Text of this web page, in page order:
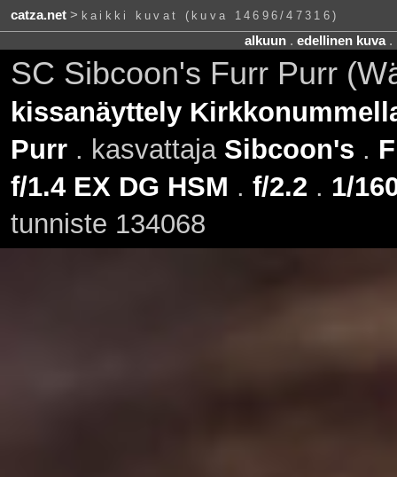
catza.net> kaikki kuvat (kuva 14696/47316)
alkuun. edellinen kuva.
SC Sibcoon's Furr Purr
kissanäyttely
Purr. kasvattaja Sibcoon's .
f/1.4 EX DG HSM . f/2.2 . 1/
tunniste 134068